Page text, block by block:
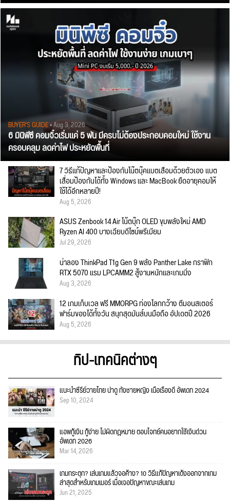
BUYER'S GUIDE• Aug 3, 2026
6 มินิพีซี คอมจิ๋วเริ่มแค่ 5 พัน มีครบไม่ต้องประกอบคอมใหม่ ใช้งาน
ครอบคลุม ลดค่าไฟ ประหยัดพื้นที่
7 วิธีแก้ปัญหาและป้องกันโน๊ตบุ๊คแบตเสื่อมด้วยตัวเอง แบต
เสื่อมป้องกันได้ทั้ง Windows และ MacBook ยืดอายุคอมให้
ใช้ได้อีกหลายปี!
Aug 5, 2026
ASUS Zenbook 14 Air โน้ตบุ๊ก OLED ขุมพลังใหม่ AMD
Ryzen AI 400 บางเฉียบดีไซน์พรีเมียม
Jul 29, 2026
น่าลอง ThinkPad T1g Gen 9 พลัง Panther Lake กราฟิก
RTX 5070 แรม LPCAMM2 สู้งานหนักและเกมมิ่ง
Aug 3, 2026
12 เกมเก็บเวล ฟรี MMORPG ท่องโลกกว้าง ตีมอนสเตอร์
ฟาร์มของได้ทั้งวัน สนุกสุดมันส์บนมือถือ อัปเดตปี 2026
Aug 5, 2026
ทิป-เทคนิคต่างๆ
แนะนำซีรีย์วายไทย น่าดู ทั้งชายหญิง เนื้อเรื่องดี อัพเดท 2024
Sep 10, 2024
แอพกู้เงิน กู้ง่าย ไม่ผิดกฎหมาย ตอบโจทย์คนอยากใช้เงินด่วน
อัพเดท 2026
Mar 14, 2026
เกมกระตุก? เล่นเกมแล้วจอค้าง? 10 วิธีแก้ปัญหาเด้งออกจากเกม
ล่าสุดสำหรับเกมเมอร์ เมื่อเจอปัญหาขณะเล่นเกม
Jun 21, 2025